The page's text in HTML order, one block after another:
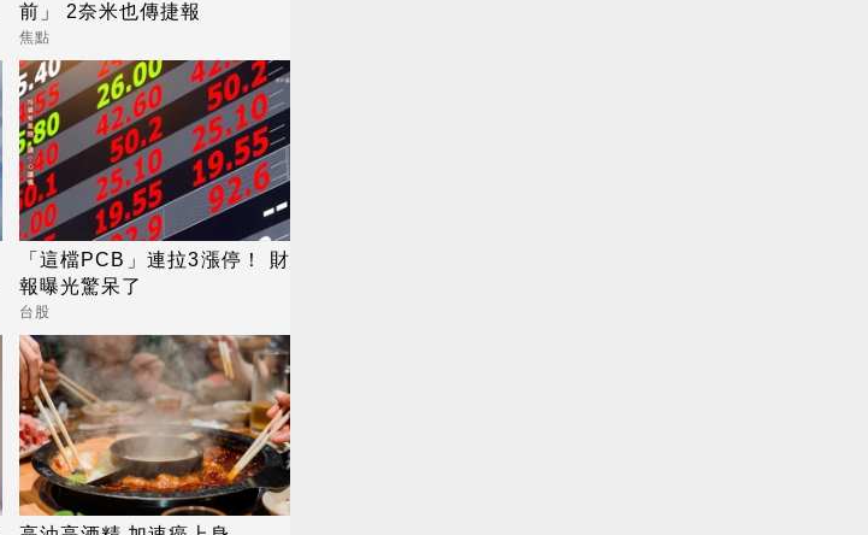
前」 2奈米也傳捷報
焦點
「這檔PCB」連拉3漲停！ 財
報曝光驚呆了
台股